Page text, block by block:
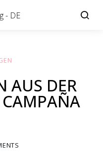
AUS DER
CAMPAÑA